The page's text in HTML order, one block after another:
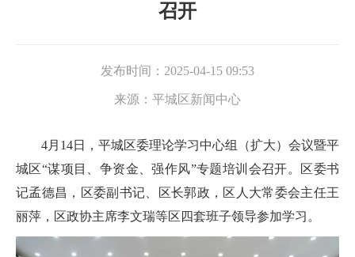
召开
发布时间： 2025-04-15 09:53
来源： 平城区新闻中心
4月14日，平城区委理论学习中心组（扩大）会议暨平
城区“谋项目、争资金、强作风”专题培训会召开。区委书
记孟德昌，区委副书记、区长郭政，区人大常委会主任王
丽萍，区政协主席李文瑞等区四套班子领导参加学习。